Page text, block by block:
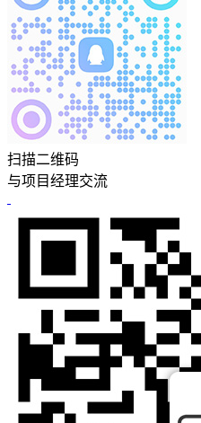
扫描二维码
与项目经理交流